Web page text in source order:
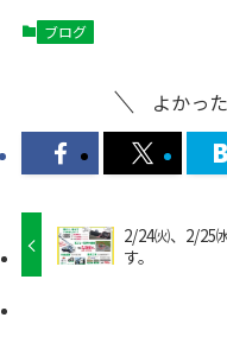
ブログ
よかっ
2/24㈫、2/25
す。